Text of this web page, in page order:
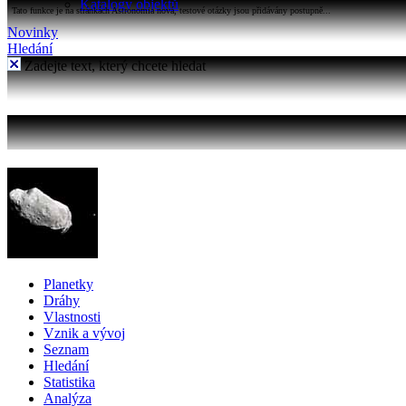
Katalogy objektů
Tato funkce je na stránkách Astronomia nová, testové otázky jsou přidávány postupně...
Novinky
Hledání
Zadejte text, který chcete hledat
Planetky
Dráhy
Vlastnosti
Vznik a vývoj
Seznam
Hledání
Statistika
Analýza